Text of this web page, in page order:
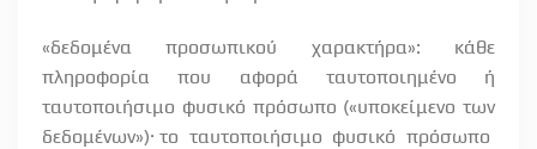
«δεδομένα προσωπικού χαρακτήρα»: κάθε
πληροφορία που αφορά ταυτοποιημένο ή
ταυτοποιήσιμο φυσικό πρόσωπο («υποκείμενο των
δεδομένων»)· το ταυτοποιήσιμο φυσικό πρόσωπο